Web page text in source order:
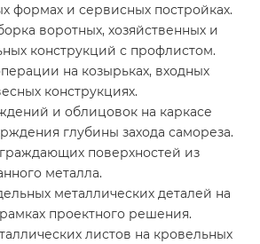
формах и сервисных постройках.
воротных, хозяйственных и
конструкций с профлистом.
на козырьках, входных
конструкциях.
и облицовок на каркасе
глубины захода самореза.
поверхностей из
металла.
металлических деталей на
проектного решения.
листов на кровельных